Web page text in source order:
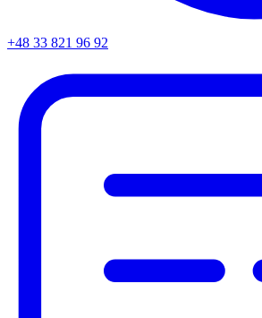
+48 33 821 96 92